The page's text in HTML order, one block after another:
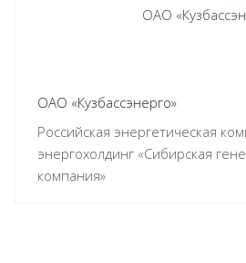
ОАО «Кузбассэнерго»
Российская энергетическая
энергохолдинг «Сибирская
компания»